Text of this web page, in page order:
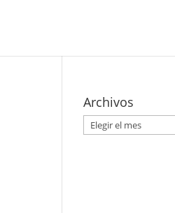
Archivos
Archivos